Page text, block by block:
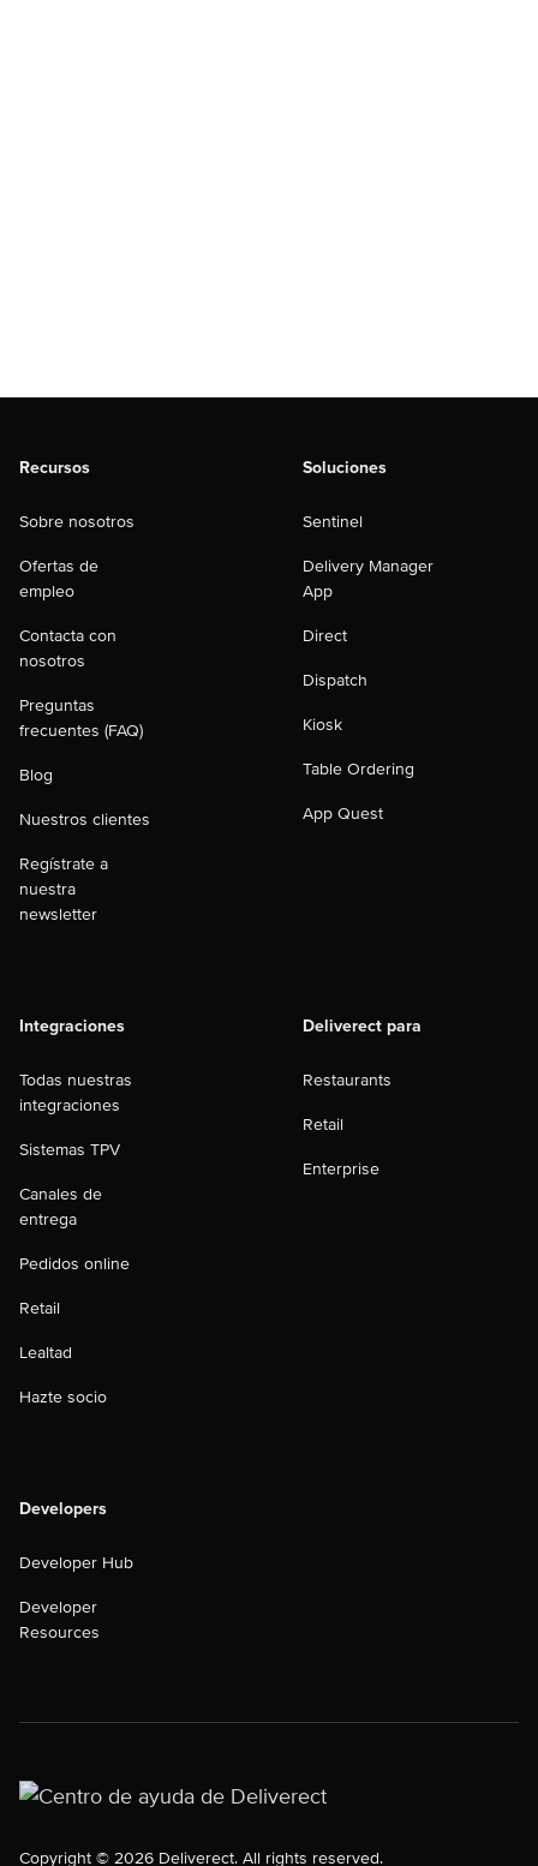
Recursos
Sobre nosotros
Ofertas de
empleo
Contacta con
nosotros
Preguntas
frecuentes (FAQ)
Blog
Nuestros clientes
Regístrate a
nuestra
newsletter
Soluciones
Sentinel
Delivery Manager
App
Direct
Dispatch
Kiosk
Table Ordering
App Quest
Integraciones
Todas nuestras
integraciones
Sistemas TPV
Canales de
entrega
Pedidos online
Retail
Lealtad
Hazte socio
Deliverect para
Restaurants
Retail
Enterprise
Developers
Developer Hub
Developer
Resources
Copyright © 2026 Deliverect. All rights reserved.